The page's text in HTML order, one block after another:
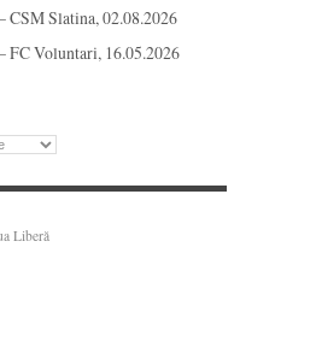
CSM Slatina, 02.08.2026
FC Voluntari, 16.05.2026
Liberă